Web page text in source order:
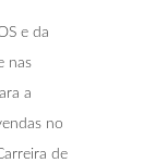
e da
nas
a
no
de